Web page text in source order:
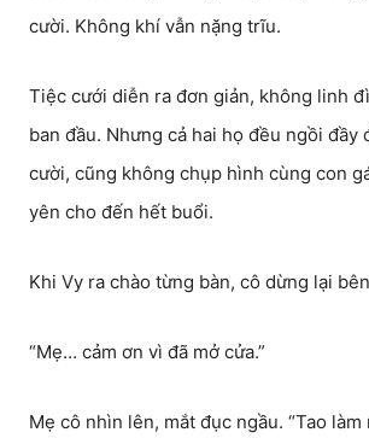
cười. Không khí vẫn nặng trĩu.
Tiệc cưới diễn ra đơn giản, không linh
ban đầu. Nhưng cả hai họ đều ngồi đầy
cười, cũng không chụp hình cùng con
yên cho đến hết buổi.
Khi Vy ra chào từng bàn, cô dừng lại
“Mẹ… cảm ơn vì đã mở cửa.”
Mẹ cô nhìn lên, mắt đục ngầu. “Tao làm